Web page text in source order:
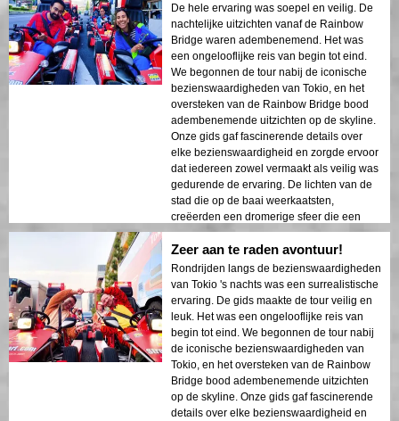
De hele ervaring was soepel en veilig. De
nachtelijke uitzichten vanaf de Rainbow
Bridge waren adembenemend. Het was
een ongelooflijke reis van begin tot eind.
We begonnen de tour nabij de iconische
bezienswaardigheden van Tokio, en het
oversteken van de Rainbow Bridge bood
adembenemende uitzichten op de skyline.
Onze gids gaf fascinerende details over
elke bezienswaardigheid en zorgde ervoor
dat iedereen zowel vermaakt als veilig was
gedurende de ervaring. De lichten van de
stad die op de baai weerkaatsten,
creëerden een dromerige sfeer die een
blijvende indruk achterliet. Deze tour is
ideaal voor eerste bezoekers die een mix
van avontuur en sightseeing willen. Het
contrast tussen de moderne structuren van
Tokio en de historische gebieden werd
prachtig weergegeven in de nachtelijke
lichten. Ik zou deze tour ten zeerste
aanbevelen aan iedereen!
Zeer aan te raden avontuur!
Rondrijden langs de bezienswaardigheden
van Tokio 's nachts was een surrealistische
ervaring. De gids maakte de tour veilig en
leuk. Het was een ongelooflijke reis van
begin tot eind. We begonnen de tour nabij
de iconische bezienswaardigheden van
Tokio, en het oversteken van de Rainbow
Bridge bood adembenemende uitzichten
op de skyline. Onze gids gaf fascinerende
details over elke bezienswaardigheid en